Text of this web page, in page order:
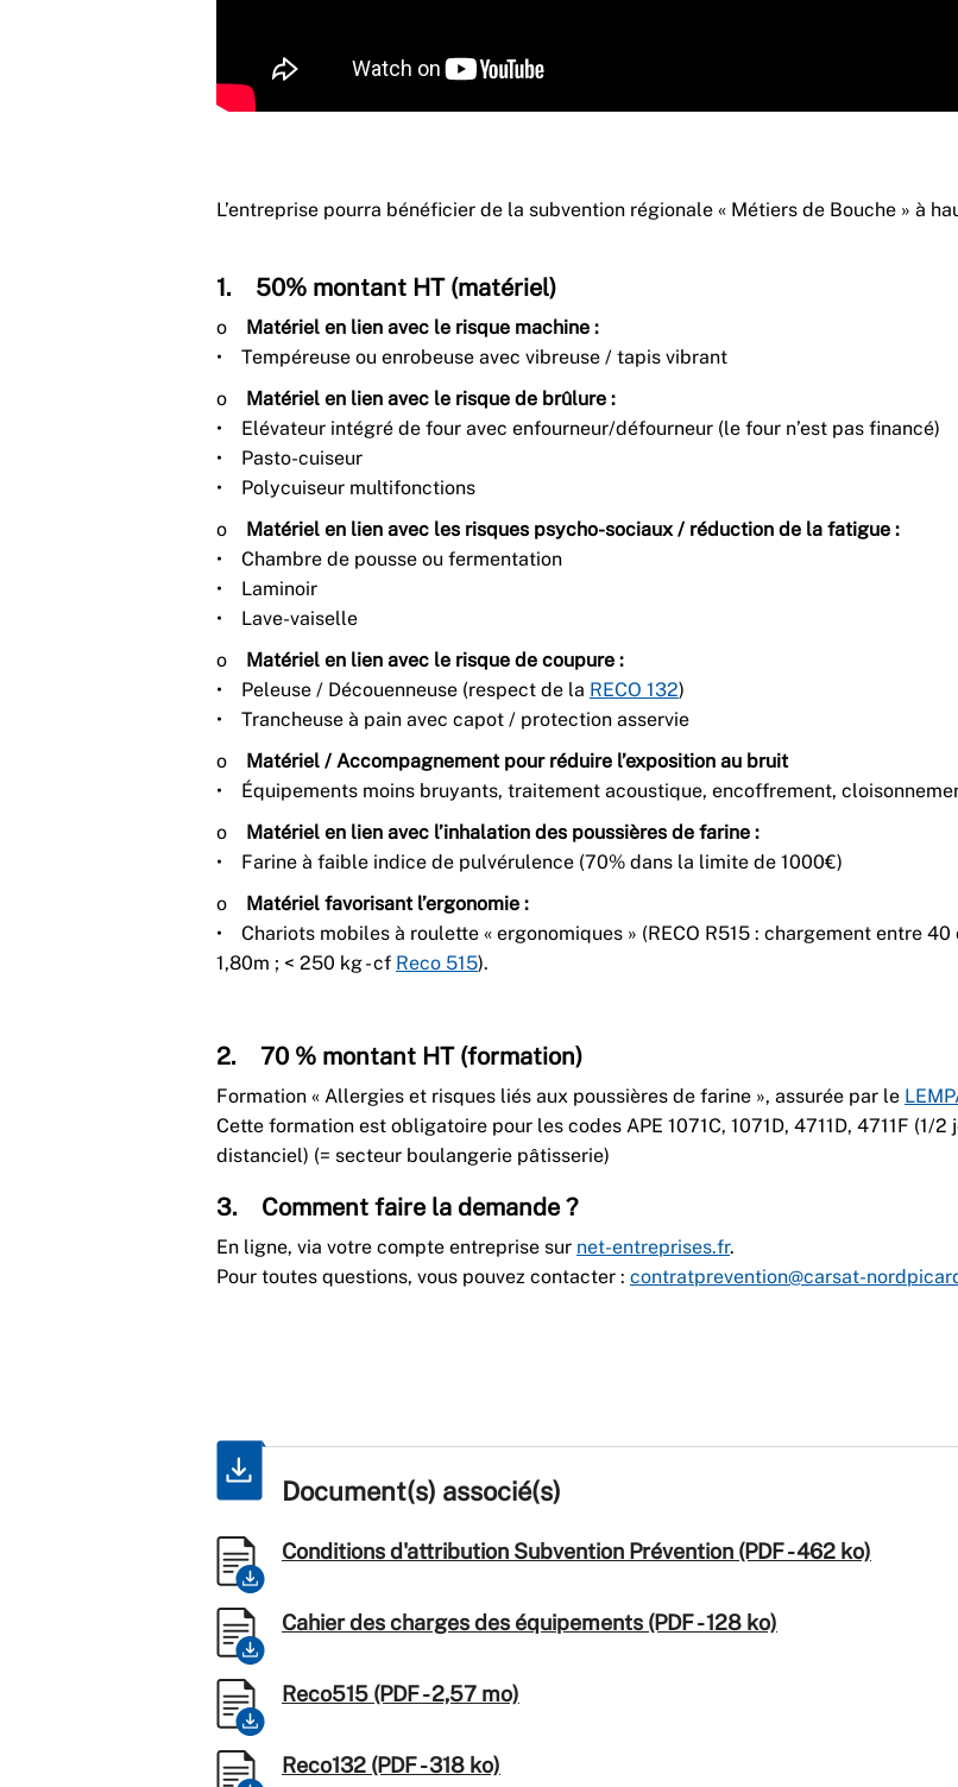
L’entreprise pourra bénéficier de la subvention régionale « Métiers de Bouche » à
1. 50% montant HT (matériel)
o Matériel en lien avec le risque machine :
• Tempéreuse ou enrobeuse avec vibreuse / tapis vibrant
o Matériel en lien avec le risque de brûlure :
• Elévateur intégré de four avec enfourneur/défourneur (le four n’est pas financé)
• Pasto-cuiseur
• Polycuiseur multifonctions
o Matériel en lien avec les risques psycho-sociaux / réduction de la fatigue :
• Chambre de pousse ou fermentation
• Laminoir
• Lave-vaiselle
o Matériel en lien avec le risque de coupure :
• Peleuse / Découenneuse (respect de la RECO 132)
• Trancheuse à pain avec capot / protection asservie
o Matériel / Accompagnement pour réduire l’exposition au bruit
• Équipements moins bruyants, traitement acoustique, encoffrement,
o Matériel en lien avec l’inhalation des poussières de farine :
• Farine à faible indice de pulvérulence (70% dans la limite de 1000€)
o
Matériel favorisant l’ergonomie :
• Chariots mobiles à roulette « ergonomiques » (RECO R515 : chargement entre 40
1,80m ; < 250 kg - cf Reco 515).
2. 70 % montant HT (formation)
Formation « Allergies et risques liés aux poussières de farine », assurée par le
Cette formation est obligatoire pour les codes APE 1071C, 1071D, 4711D, 4711F (1/2
distanciel) (= secteur boulangerie pâtisserie)
3. Comment faire la demande ?
En ligne, via votre compte entreprise sur net-entreprises.fr.
Pour toutes questions, vous pouvez contacter : contratprevention@carsat-
Document(s) associé(s)
Conditions d'attribution Subvention Prévention (PDF - 462 ko)
Cahier des charges des équipements (PDF - 128 ko)
Reco515 (PDF - 2,57 mo)
Reco132 (PDF - 318 ko)